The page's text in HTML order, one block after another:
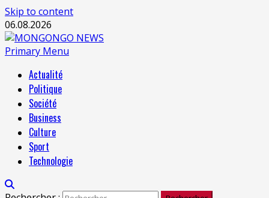
Skip to content
06.08.2026
Primary Menu
Actualité
Politique
Société
Business
Culture
Sport
Technologie